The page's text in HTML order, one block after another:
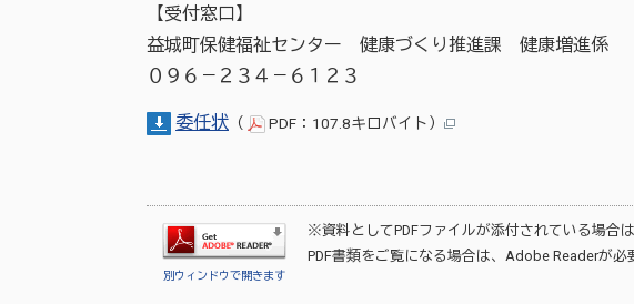
【受付窓口】
益城町保健福祉センター 健康づくり推進課 健康増進係
０９６－２３４－６１２３
委任状 （ PDF：107.8キロバイト）
別ウィンドウで開きます
※資料としてPDFファイルが添付されている場合は
PDF書類をご覧になる場合は、 Adobe Readerが必